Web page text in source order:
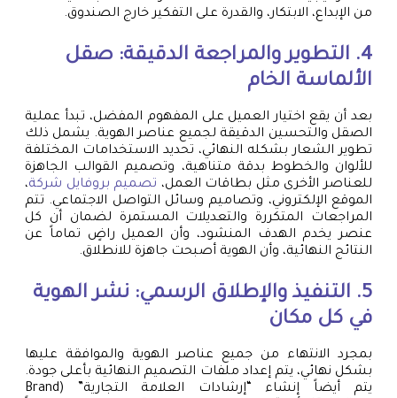
من الإبداع، الابتكار، والقدرة على التفكير خارج الصندوق.
4. التطوير والمراجعة الدقيقة: صقل
الألماسة الخام
بعد أن يقع اختيار العميل على المفهوم المفضل، تبدأ عملية
الصقل والتحسين الدقيقة لجميع عناصر الهوية. يشمل ذلك
تطوير الشعار بشكله النهائي، تحديد الاستخدامات المختلفة
للألوان والخطوط بدقة متناهية، وتصميم القوالب الجاهزة
للعناصر الأخرى مثل بطاقات العمل، تصميم بروفايل شركة،
الموقع الإلكتروني، وتصاميم وسائل التواصل الاجتماعي. تتم
المراجعات المتكررة والتعديلات المستمرة لضمان أن كل
عنصر يخدم الهدف المنشود، وأن العميل راضٍ تماماً عن
النتائج النهائية، وأن الهوية أصبحت جاهزة للانطلاق.
5. التنفيذ والإطلاق الرسمي: نشر الهوية
في كل مكان
بمجرد الانتهاء من جميع عناصر الهوية والموافقة عليها
بشكل نهائي، يتم إعداد ملفات التصميم النهائية بأعلى جودة.
يتم أيضاً إنشاء “إرشادات العلامة التجارية” (Brand